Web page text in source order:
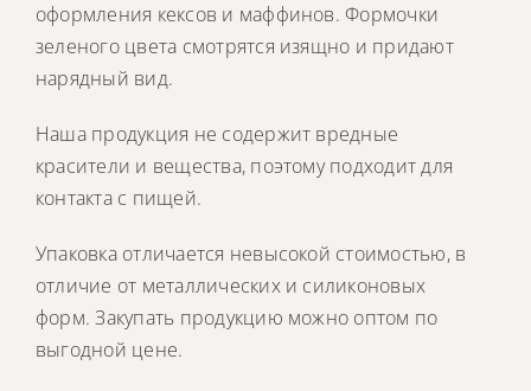
оформления кексов и маффинов. Формочки
зеленого цвета смотрятся изящно и придают
нарядный вид.
Наша продукция не содержит вредные
красители и вещества, поэтому подходит для
контакта с пищей.
Упаковка отличается невысокой стоимостью, в
отличие от металлических и силиконовых
форм. Закупать продукцию можно оптом по
выгодной цене.